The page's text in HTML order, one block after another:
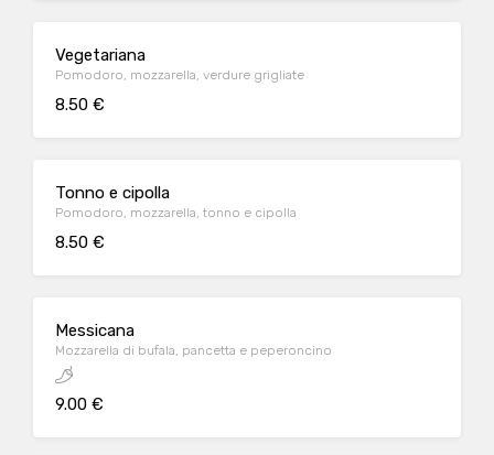
Vegetariana
Pomodoro, mozzarella, verdure grigliate
8.50 €
Tonno e cipolla
Pomodoro, mozzarella, tonno e cipolla
8.50 €
Messicana
Mozzarella di bufala, pancetta e peperoncino
9.00 €